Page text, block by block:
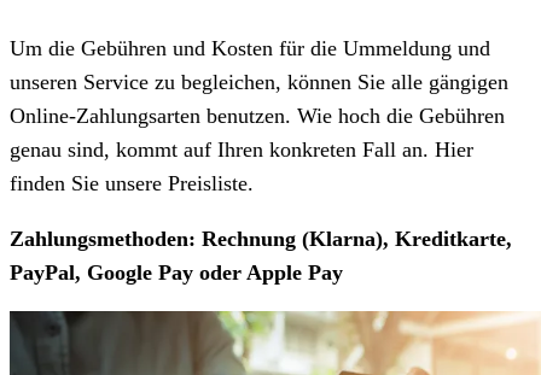
Um die Gebühren und Kosten für die Ummeldung und
unseren Service zu begleichen, können Sie alle gängigen
Online-Zahlungsarten benutzen. Wie hoch die Gebühren
genau sind, kommt auf Ihren konkreten Fall an. Hier
finden Sie unsere Preisliste.
Zahlungsmethoden: Rechnung (Klarna), Kreditkarte,
PayPal, Google Pay oder Apple Pay